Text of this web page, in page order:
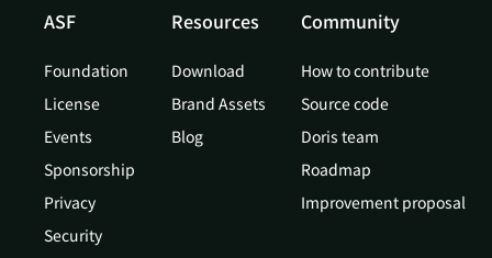
ASF
Foundation
License
Events
Sponsorship
Privacy
Security
Resources
Download
Brand Assets
Blog
Community
How to contribute
Source code
Doris team
Roadmap
Improvement proposal